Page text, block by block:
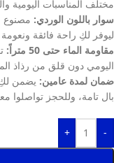
مختلف المناسبات اليومية
سوار باللون الوردي: مصنوع
ليوفر لكِ راحة فائقة
مقاومة الماء حتى 50 متراً:
اليومي دون قلق من رذاذ
ضمان لمدة عامين: يضمن لكِ
بال تامة، وللحجز تواصلوا معنا
-
+